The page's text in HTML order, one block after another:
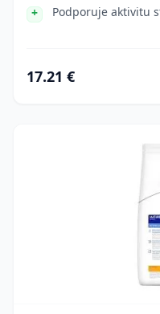
Podporuje aktivitu
17.21 €